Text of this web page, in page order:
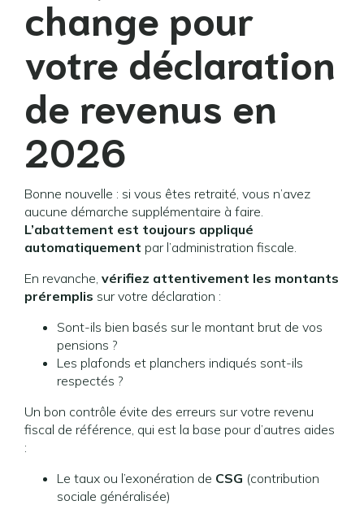
change pour
votre déclaration
de revenus en
2026
Bonne nouvelle : si vous êtes retraité, vous n’avez
aucune démarche supplémentaire à faire.
L’abattement est toujours appliqué
automatiquement par l’administration fiscale.
En revanche, vérifiez attentivement les montants
préremplis sur votre déclaration :
Sont-ils bien basés sur le montant brut de vos
pensions ?
Les plafonds et planchers indiqués sont-ils
respectés ?
Un bon contrôle évite des erreurs sur votre revenu
fiscal de référence, qui est la base pour d’autres aides
:
Le taux ou l’exonération de CSG (contribution
sociale généralisée)